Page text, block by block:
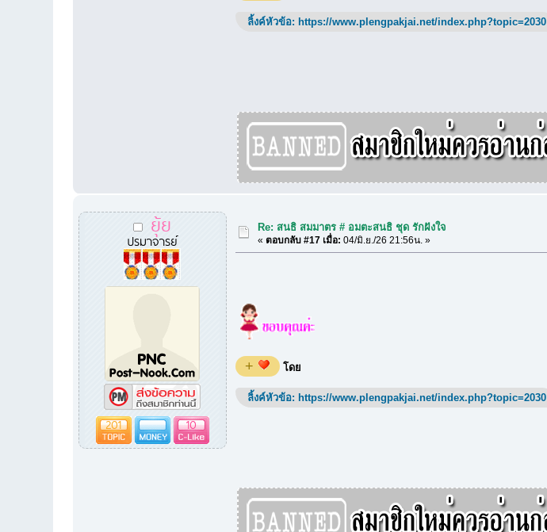
ลิ้งค์หัวข้อ: https://www.plengpakjai.net/index.php?topic=2030
ยุ้ย
ปรมาจารย์
201 10
Re: สนธิ สมมาตร # อมตะสนธิ ชุด รักฝังใจ
«ตอบกลับ #17 เมื่อ: 04/มิ.ย./26 21:56น. »
+ โดย
ลิ้งค์หัวข้อ: https://www.plengpakjai.net/index.php?topic=2030